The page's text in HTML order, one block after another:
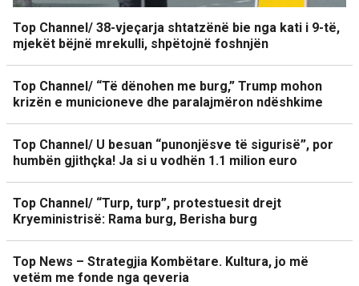
Top Channel/ 38-vjeçarja shtatzënë bie nga kati i 9-të,
mjekët bëjnë mrekulli, shpëtojnë foshnjën
Top Channel/ “Të dënohen me burg,” Trump mohon
krizën e municioneve dhe paralajmëron ndëshkime
Top Channel/ U besuan “punonjësve të sigurisë”, por
humbën gjithçka! Ja si u vodhën 1.1 milion euro
Top Channel/ “Turp, turp”, protestuesit drejt
Kryeministrisë: Rama burg, Berisha burg
Top News – Strategjia Kombëtare. Kultura, jo më
vetëm me fonde nga qeveria